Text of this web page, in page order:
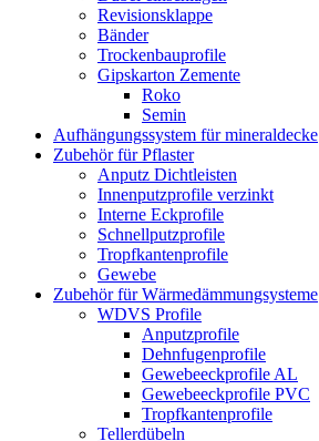
Revisionsklappe
Bänder
Trockenbauprofile
Gipskarton Zemente
Roko
Semin
Aufhängungssystem für mineraldecke
Zubehör für Pflaster
Anputz Dichtleisten
Innenputzprofile verzinkt
Interne Eckprofile
Schnellputzprofile
Tropfkantenprofile
Gewebe
Zubehör für Wärmedämmungsysteme
WDVS Profile
Anputzprofile
Dehnfugenprofile
Gewebeeckprofile AL
Gewebeeckprofile PVC
Tropfkantenprofile
Tellerdübeln